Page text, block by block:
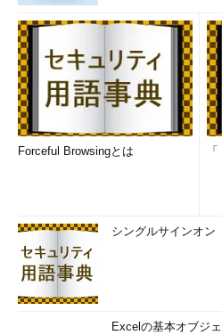
Forceful Browsingとは
シングルサインオン
Excelの基本オブジ